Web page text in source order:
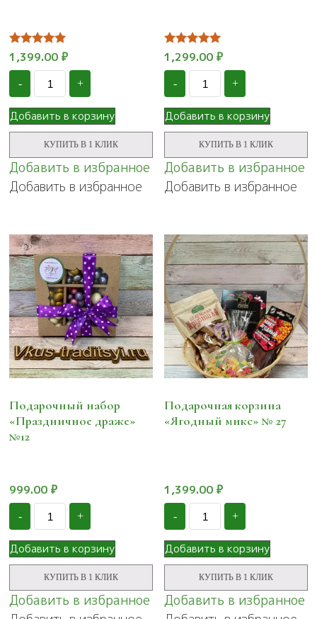
Оценка
5.00
из 5
1,399.00 ₽
- Количество
Подарочный
набор
"Манговый
рай",
№58
+
Добавить в корзину
КУПИТЬ В 1 КЛИК
Добавить в избранное
Добавить в избранное
Оценка
5.00
из 5
1,299.00₽
- Количество
Подарочный
набор
"Чай
с
полезными
сладостями"
№92
+
Добавить в корзину
КУПИТЬ В 1 КЛИК
Добавить в избранное
Добавить в избранное
Подарочный набор
«Праздничное драже»
№12
999.00 ₽
- Количество
Подарочный
набор
"Праздничное
драже"
№12
+
Добавить в корзину
КУПИТЬ В 1 КЛИК
Добавить в избранное
Подарочная корзина
«Ягодный микс» № 27
1,399.00₽
- Количество
Подарочная
корзина
"Ягодный
микс"
№
27
+
Добавить в корзину
КУПИТЬ В 1 КЛИК
Добавить в избранное